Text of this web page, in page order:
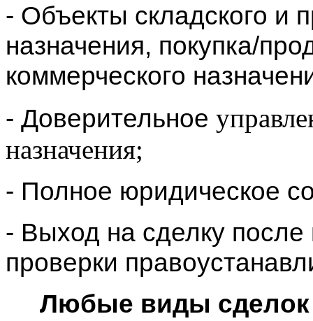
- Объекты складского и
назначения, покупка/
коммерческого
- Доверительное
назначения;
- Полное юридическое
- Выход на сделку
проверки
Любые виды